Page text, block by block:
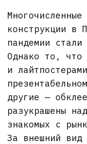
конструкции в
пандемии
Однако то, что
и
другие —
разукрашены
знакомых с
За внешний вид